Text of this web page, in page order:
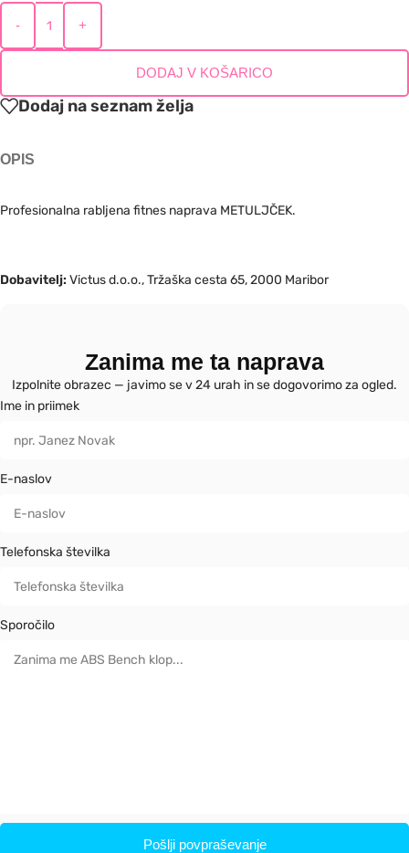
- +
DODAJ V KOŠARICO
Dodaj na seznam želja
OPIS
Profesionalna rabljena fitnes naprava METULJČEK.
Dobavitelj: Victus d.o.o., Tržaška cesta 65, 2000 Maribor
Zanima me ta naprava
Izpolnite obrazec — javimo se v 24 urah in se dogovorimo za ogled.
Ime in priimek
E-naslov
Telefonska številka
Sporočilo
Pošlji povpraševanje